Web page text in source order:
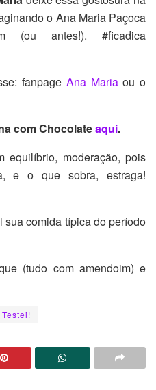
o Ana Maria Paçoca
antes!). #ficadica
fanpage Ana Mariaou o
com Chocolateaqui.
equilíbrio, moderação, pois
e o que sobra, estraga!
sua comida típica do período
(tudo com amendoim) e
Testei!